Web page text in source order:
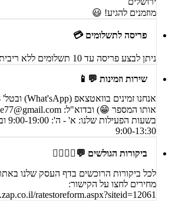
מוזמנים להגיע! 😃
פריסה לתשלומים 💳
ניתן לבצע פריסה עד 10 תשלומים ללא ריבית! 🤑
שירות וזמינות 💬📱
אותו המספר 😁) ובדוא"ל:
9:00-13:30
ביקורות הגולשים 💬🙋‍♀️🙋‍♂️
לכל ביקורות הרוכשים בדף העסק שלנו
מחירים לחצו על הקישור:
ratestoreform.aspx?siteid=12061